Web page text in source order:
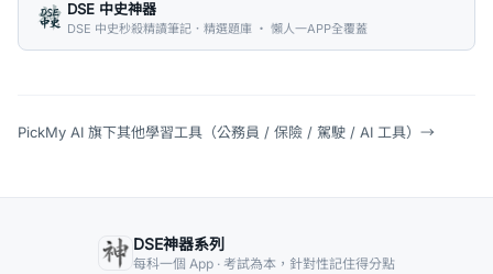
DSE 中史神器
DSE 中史秒殺精讀筆記．精選題庫 ・ 懶人一APP全覆蓋
PickMy AI 旗下其他學習工具（公務員 / 保險 / 駕駛 / AI 工具） →
DSE神器系列
每科一個 App · 考試為本，針對性記住得分點